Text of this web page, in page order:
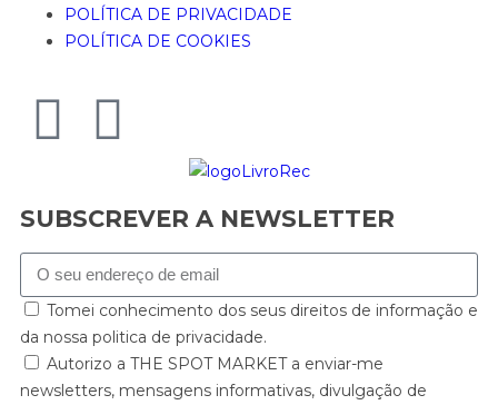
POLÍTICA DE PRIVACIDADE
POLÍTICA DE COOKIES
SUBSCREVER A NEWSLETTER
Tomei conhecimento dos seus direitos de informação e
da nossa politica de privacidade.
Autorizo a THE SPOT MARKET a enviar-me
newsletters, mensagens informativas, divulgação de